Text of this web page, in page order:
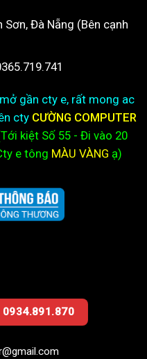
Sơn, Đà Nẵng (Bên cạnh
gần cty e, rất mong ac
cty CƯỜNG COMPUTER
kiệtSố 55 - Đi vào 20
e tông MÀU VÀNG ạ)